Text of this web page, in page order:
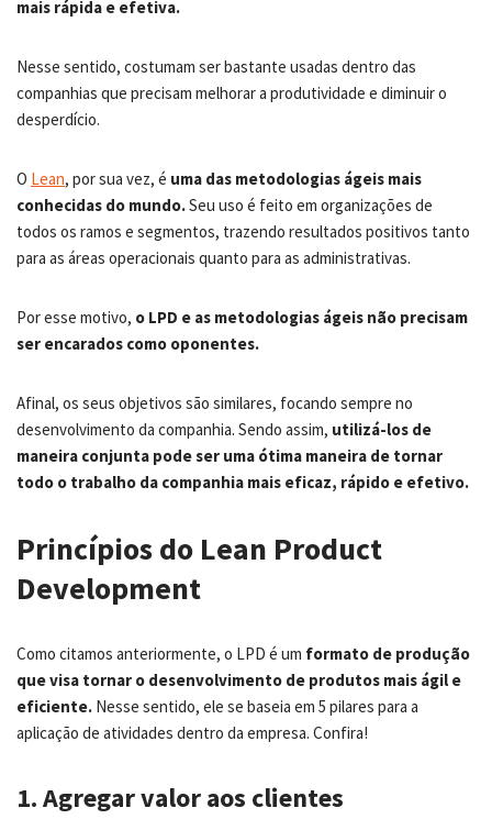
mais rápida e efetiva.
Nesse sentido, costumam ser bastante usadas dentro das
companhias que precisam melhorar a produtividade e diminuir o
desperdício.
O Lean, por sua vez, é uma das metodologias ágeis mais
conhecidas do mundo.Seu uso é feito em organizações de
todos os ramos e segmentos, trazendo resultados positivos tanto
para as áreas operacionais quanto para as administrativas.
Por esse motivo, o LPD e as metodologias ágeis não precisam
ser encarados como oponentes.
Afinal, os seus objetivos são similares, focando sempre no
desenvolvimento da companhia. Sendo assim, utilizá-los de
maneira conjunta pode ser uma ótima maneira de tornar
todo o trabalho da companhia mais eficaz, rápido e efetivo.
Princípios do Lean Product
Development
Como citamos anteriormente, o LPD é um formato de produção
que visa tornar o desenvolvimento de produtos mais ágil e
eficiente. Nesse sentido, ele se baseia em 5 pilares para a
aplicação de atividades dentro da empresa. Confira!
1. Agregar valor aos clientes